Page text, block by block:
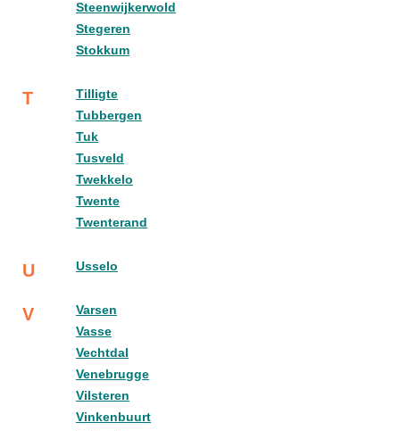
Steenwijkerwold
Stegeren
Stokkum
T
Tilligte
Tubbergen
Tuk
Tusveld
Twekkelo
Twente
Twenterand
U Usselo
V
Varsen
Vasse
Vechtdal
Venebrugge
Vilsteren
Vinkenbuurt